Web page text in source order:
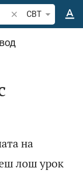
Търсете стих или
CBT
на
лош урок